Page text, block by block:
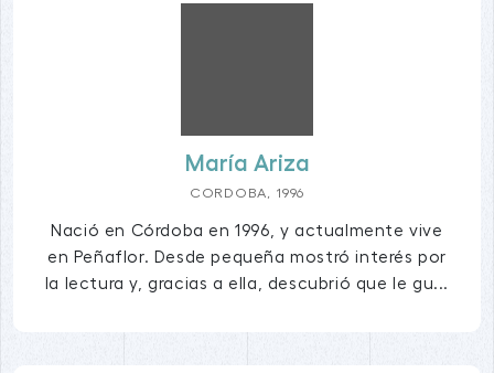
María Ariza
CORDOBA, 1996
Nació en Córdoba en 1996, y actualmente vive
en Peñaflor. Desde pequeña mostró interés por
la lectura y, gracias a ella, descubrió que le gu...